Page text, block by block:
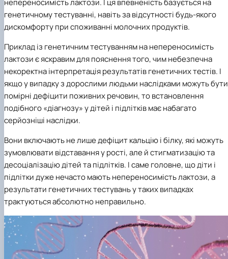
генетичному тестуванні, навіть за відсутності будь-якого
дискомфорту при споживанні молочних продуктів.
Приклад із генетичним тестуванням на непереносимість
лактози є яскравим для пояснення того, чим небезпечна
некоректна інтерпретація результатів генетичних тестів. І
якщо у випадку з дорослими людьми наслідками можуть бути
помірні дефіцити поживних речовин, то встановлення
подібного «діагнозу» у дітей і підлітків має набагато
серйозніші наслідки.
Вони включають не лише дефіцит кальцію і білку, які можуть
зумовлювати відставання у рості, але й стигматизацію та
десоціалізацію дітей та підлітків. І саме головне, що діти і
підлітки дуже нечасто мають непереносимість лактози, а
результати генетичних тестувань у таких випадках
трактуються абсолютно неправильно.